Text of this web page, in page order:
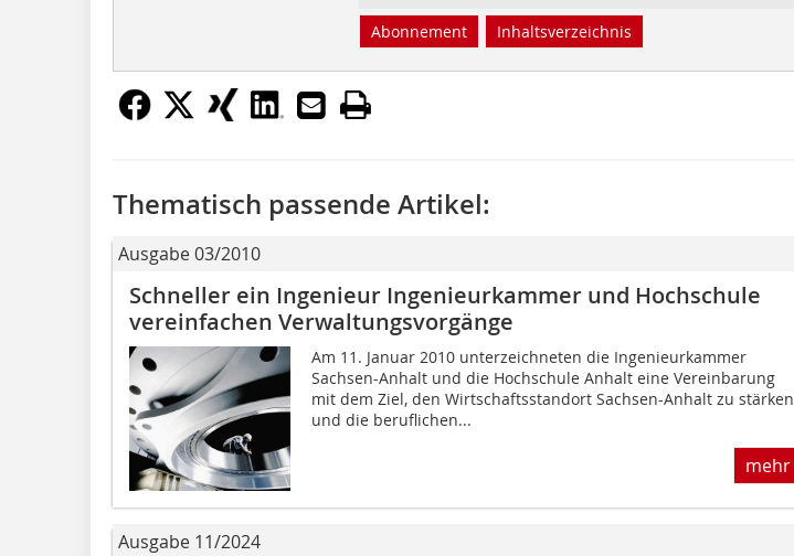
Abonnement Inhaltsverzeichnis
Thematisch passende Artikel:
Ausgabe 03/2010
Schneller ein Ingenieur Ingenieurkammer und Hochschule
vereinfachen Verwaltungsvorgänge
Am 11. Januar 2010 unterzeichneten die Ingenieurkammer
Sachsen-Anhalt und die Hochschule Anhalt eine Vereinbarung
mit dem Ziel, den Wirtschaftsstandort Sachsen-Anhalt zu stärken
und die beruflichen...
mehr
Ausgabe 11/2024